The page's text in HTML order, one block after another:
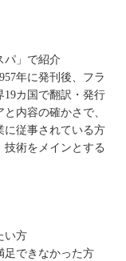
パ」で紹介
年に発刊後、フラ
19カ国で翻訳・発行
内容の確かさで、
に従事されている方
術をメインとする
い方
足できなかった方